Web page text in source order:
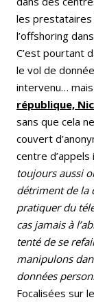
les prestataires
l’offshoring
C’est pourtant
le vol de
intervenu…
république,
sans que cela
couvert
centre d’appels
toujours aussi
détriment de la
pratiquer du
cas jamais à
tenté de se
manipulons
données
Focalisées sur